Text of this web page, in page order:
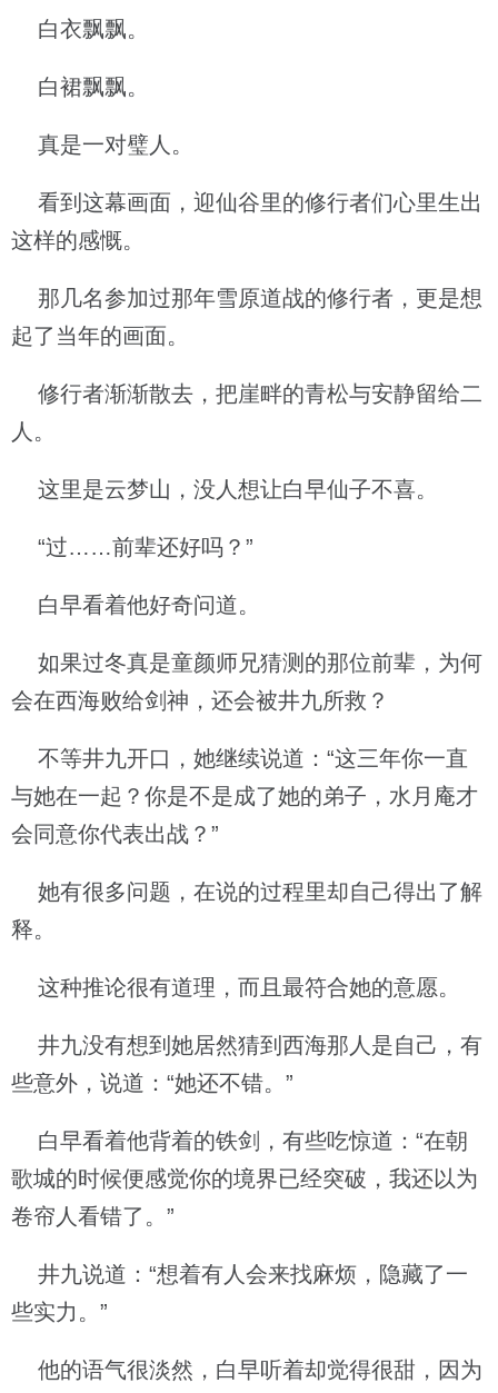
白衣飘飘。
白裙飘飘。
真是一对璧人。
看到这幕画面，迎仙谷里的修行者们心里生出
这样的感慨。
那几名参加过那年雪原道战的修行者，更是想
起了当年的画面。
修行者渐渐散去，把崖畔的青松与安静留给二
人。
这里是云梦山，没人想让白早仙子不喜。
“过……前辈还好吗？”
白早看着他好奇问道。
如果过冬真是童颜师兄猜测的那位前辈，为何
会在西海败给剑神，还会被井九所救？
不等井九开口，她继续说道：“这三年你一直
与她在一起？你是不是成了她的弟子，水月庵才
会同意你代表出战？”
她有很多问题，在说的过程里却自己得出了解
释。
这种推论很有道理，而且最符合她的意愿。
井九没有想到她居然猜到西海那人是自己，有
些意外，说道：“她还不错。”
白早看着他背着的铁剑，有些吃惊道：“在朝
歌城的时候便感觉你的境界已经突破，我还以为
卷帘人看错了。”
井九说道：“想着有人会来找麻烦，隐藏了一
些实力。”
他的语气很淡然，白早听着却觉得很甜，因为